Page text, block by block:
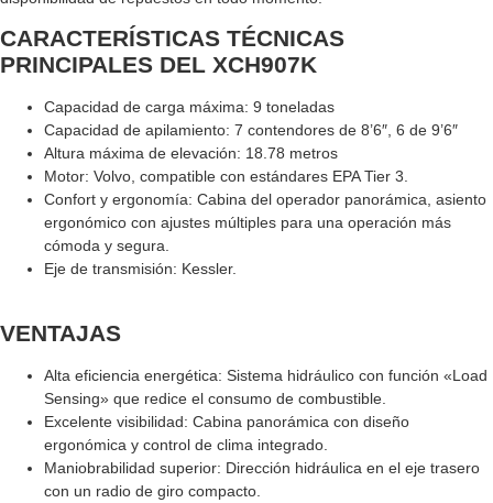
CARACTERÍSTICAS TÉCNICAS
PRINCIPALES DEL XCH907K
Capacidad de carga máxima: 9 toneladas
Capacidad de apilamiento: 7 contendores de 8’6″, 6 de 9’6″
Altura máxima de elevación: 18.78 metros
Motor: Volvo, compatible con estándares EPA Tier 3.
Confort y ergonomía: Cabina del operador panorámica, asiento
ergonómico con ajustes múltiples para una operación más
cómoda y segura.
Eje de transmisión: Kessler.
VENTAJAS
Alta eficiencia energética: Sistema hidráulico con función «Load
Sensing» que redice el consumo de combustible.
Excelente visibilidad: Cabina panorámica con diseño
ergonómica y control de clima integrado.
Maniobrabilidad superior: Dirección hidráulica en el eje trasero
con un radio de giro compacto.